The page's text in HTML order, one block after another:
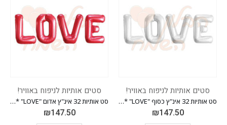
סטים אותיות לניפוח באוויר!
סט אותיות 32 אינ"ץ כסוף "LOVE" *מגיע בסיטונאות חבילה של 5 יח'*
₪147.50
סטים אותיות לניפוח באוויר!
סט אותיות 32 אינ"ץ אדום "LOVE" *מגיע בסיטונאות חבילה של 5 יח'*
₪147.50